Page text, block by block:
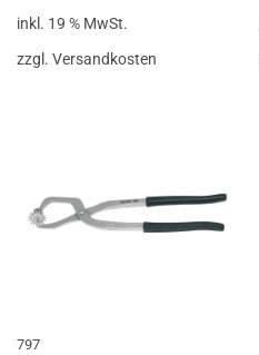
inkl. 19 % MwSt.
zzgl. Versandkosten
797